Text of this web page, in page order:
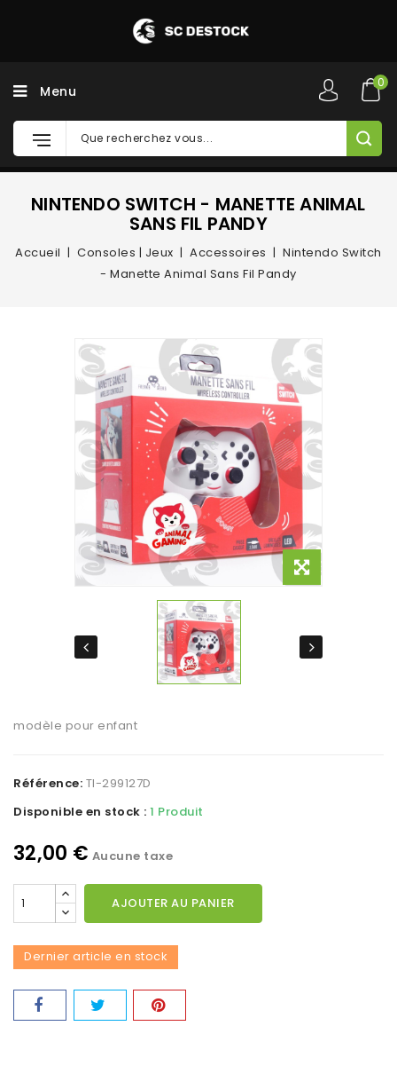
Menu
0
NINTENDO SWITCH - MANETTE ANIMAL
SANS FIL PANDY
Accueil Consoles | Jeux Accessoires
Nintendo Switch
- Manette Animal Sans Fil Pandy
modèle pour enfant
Référence: TI-299127D
Disponible en stock : 1 Produit
32,00 € Aucune taxe
AJOUTER AU PANIER
Dernier article en stock